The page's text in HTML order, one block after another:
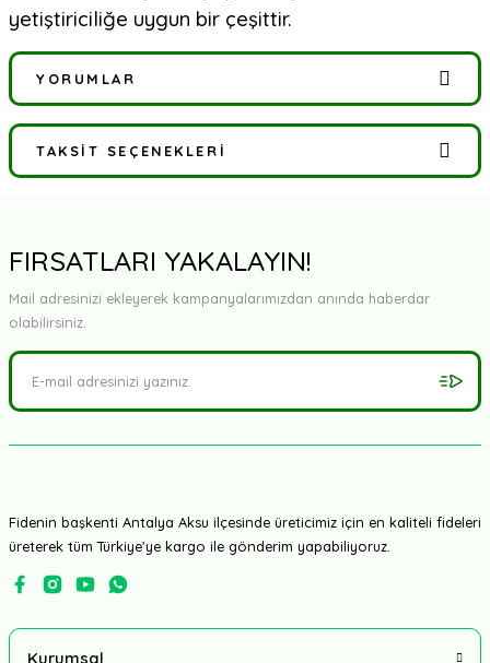
yetiştiriciliğe uygun bir çeşittir.
YORUMLAR
Bu ürüne ilk yorumu siz yapın!
TAKSIT SEÇENEKLERI
FIRSATLARI YAKALAYIN!
Mail adresinizi ekleyerek kampanyalarımızdan anında haberdar
olabilirsiniz.
Fidenin başkenti Antalya Aksu ilçesinde üreticimiz için en kaliteli fideleri
üreterek tüm Türkiye'ye kargo ile gönderim yapabiliyoruz.
Kurumsal